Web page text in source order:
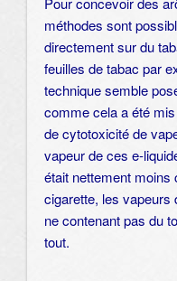
méthodes sont
directement sur du
feuilles de tabac par
technique semble
comme cela a été
de cytotoxicité de
vapeur de ces e-
était nettement moins
cigarette, les vapeurs
ne contenant pas du
tout.